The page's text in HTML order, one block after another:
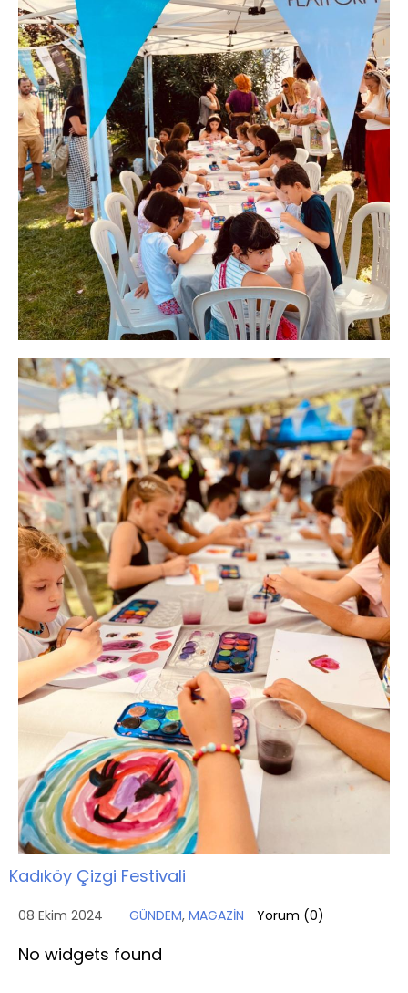
Kadıköy Çizgi Festivali
08 Ekim 2024 GÜNDEM, MAGAZİN Yorum (0)
No widgets found